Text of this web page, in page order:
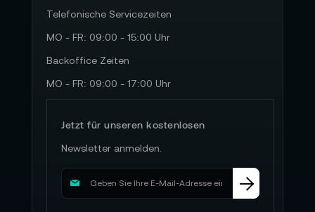
Telefonische Servicezeiten
MO - FR: 09:00 - 15:00 Uhr
Backoffice Zeiten
MO - FR: 09:00 - 17:00 Uhr
Jetzt für unseren kostenlosen
Newsletter anmelden.
M